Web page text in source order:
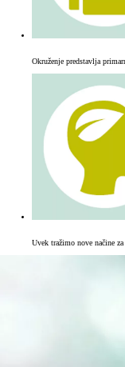
Okruženje predstavlja
Uvek tražimo nove načine